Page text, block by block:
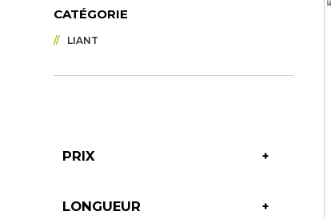
CATÉGORIE
LIANT
PRIX
LONGUEUR